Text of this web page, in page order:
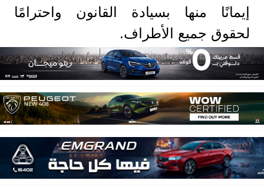
إيمانًا منها بسيادة القانون واحترامًا
لحقوق جميع الأطراف.